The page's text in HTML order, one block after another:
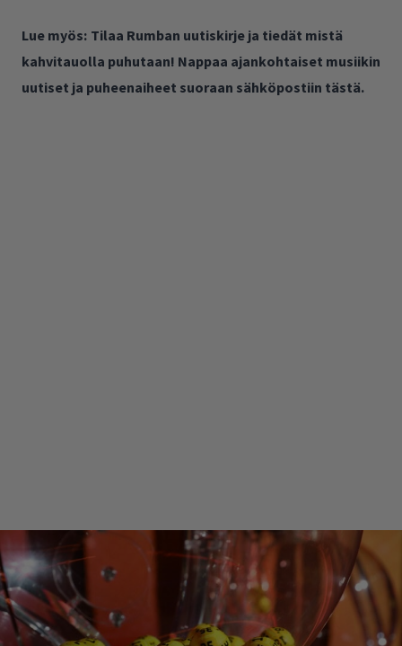
Lue myös: Tilaa Rumban uutiskirje ja tiedät mistä
kahvitauolla puhutaan! Nappaa ajankohtaiset musiikin
uutiset ja puheenaiheet suoraan sähköpostiin tästä.